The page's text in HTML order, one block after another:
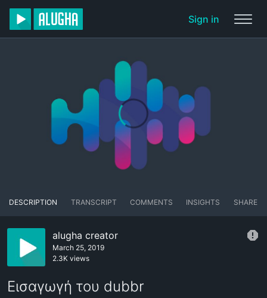
Sign in
DESCRIPTION TRANSCRIPT COMMENTS INSIGHTS SHARE
alugha creator
March 25, 2019
2.3K views
Εισαγωγή του dubbr